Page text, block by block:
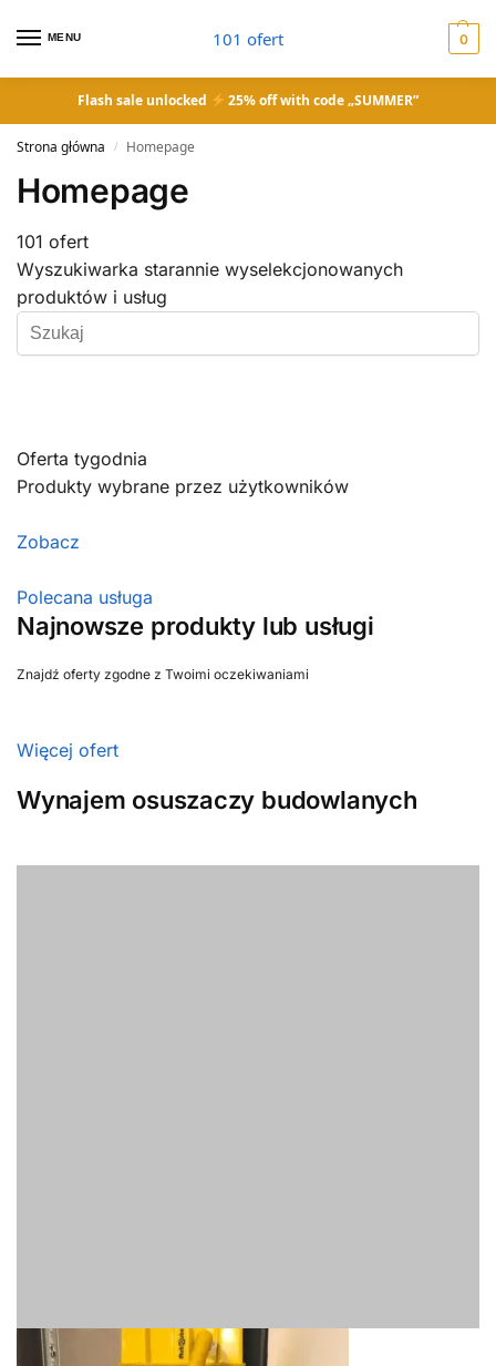
MENU 101 ofert 0
Flash sale unlocked 25% off with code „SUMMER”
Strona główna / Homepage
Homepage
101 ofert
Wyszukiwarka starannie wyselekcjonowanych
produktów i usług
Oferta tygodnia
Produkty wybrane przez użytkowników
Zobacz
Polecana usługa
Najnowsze produkty lub usługi
Znajdź oferty zgodne z Twoimi oczekiwaniami
Więcej ofert
Wynajem osuszaczy budowlanych